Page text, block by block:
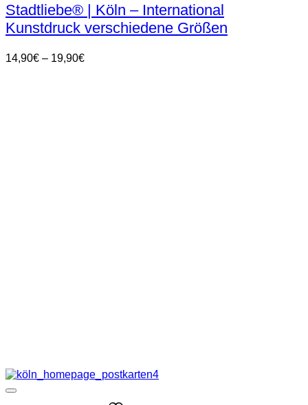
weist
mehrere
Varianten
Die
Optionen
Stadtliebe® | Köln – International
Kunstdruck verschiedene Größen
14,90€ – 19,90€Preisspanne: